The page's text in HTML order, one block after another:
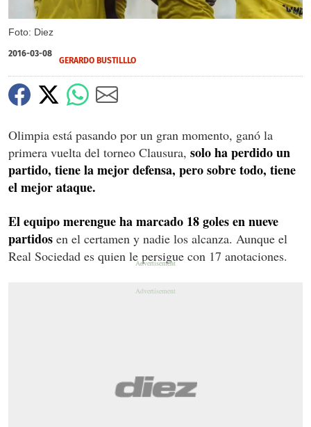
Foto: Diez
2016-03-08
GERARDO BUSTILLLO
Olimpia está pasando por un gran momento, ganó la
primera vuelta del torneo Clausura, solo ha perdido un
partido, tiene la mejor defensa, pero sobre todo, tiene
el mejor ataque.
El equipo merengue ha marcado 18 goles en nueve
partidos en el certamen y nadie los alcanza. Aunque el
Real Sociedad es quien le persigue con 17 anotaciones.